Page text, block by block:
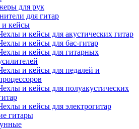
для рук
для гитар
кейсы
и кейсы для акустических гитар
и кейсы для бас-гитар
и кейсы для гитарных
и кейсы для педалей и
и кейсы для полуакустических
и кейсы для электрогитар
гитары